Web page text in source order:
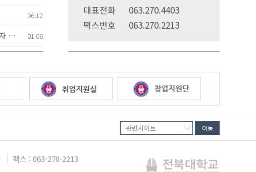
06.12
2025. 1학기(2025.1월 신청) 경영대학원 기 수료자 무논문 학위취득 신청 안내(기수료생→6학기 진학) 01.06
2023. 1학기(2023.7월) 경영대학원 기 수료자 무논문 학위취득 신청 안내(6학기 현장.사례 연구보고서 작성) 07.11
2023년 전기(2023.4.)경영대학원 외국어 및 종합시험 결과 안내 05.02
2022. 2학기 경영대학원 기 수료자 무논문 학위취득 신청 안내(6학기 현장.사례 연구보고서 신청) 01.10
07.18
대표전화
063.270.4403
팩스번호
063.270.2213
팩스 : 063-270-2213